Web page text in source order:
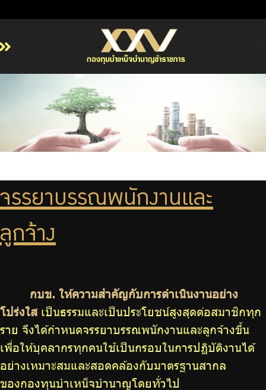
เกี่ยวกับ กบข.
ลงทุน
รายงานผลการดำเนินงาน
ข่าวสารและกิจกรรม
ร่วมงานกับเรา
จรรยาบรรณพนักงานและ
ลูกจ้าง
กบข. ให้ความสำคัญกับการดำเนินงานอย่าง
โปร่งใสเป็นธรรมและเป็นประโยชน์สูงสุดต่อสมาชิกทุก
ราย จึงได้กำหนดจรรยาบรรณพนักงานและลูกจ้างขึ้น
เพื่อให้บุคลากรทุกคนใช้เป็นกรอบในการปฏิบัติงานได้
อย่างเหมาะสมและสอดคล้องกับมาตรฐานสากล
ของกองทุนบำเหน็จบำนาญโดยทั่วไป